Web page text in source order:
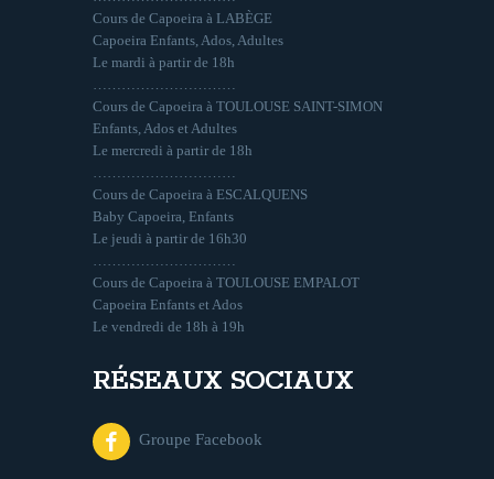
Cours de Capoeira à LABÈGE
Capoeira Enfants, Ados, Adultes
Le mardi à partir de 18h
Cours de Capoeira à TOULOUSE SAINT-SIMON
Enfants, Ados et Adultes
Le mercredi à partir de 18h
Cours de Capoeira à ESCALQUENS
Baby Capoeira, Enfants
Le jeudi à partir de 16h30
Cours de Capoeira à TOULOUSE EMPALOT
Capoeira Enfants et Ados
Le vendredi de 18h à 19h
RÉSEAUX SOCIAUX
Groupe Facebook